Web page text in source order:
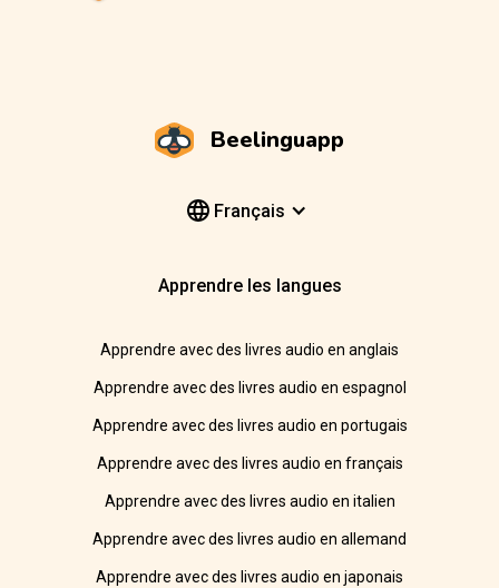
Beelinguapp
Français
Apprendre les langues
Apprendre avec des livres audio en anglais
Apprendre avec des livres audio en espagnol
Apprendre avec des livres audio en portugais
Apprendre avec des livres audio en français
Apprendre avec des livres audio en italien
Apprendre avec des livres audio en allemand
Apprendre avec des livres audio en japonais